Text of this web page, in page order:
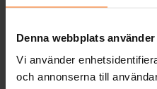
Denna webbplats
Vi använder
och annonserna till